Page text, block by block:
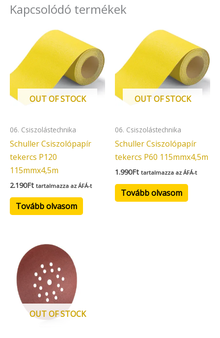
Kapcsolódó termékek
OUT OF STOCK
06. Csiszolástechnika
Schuller Csiszolópapír
tekercs P120
115mmx4,5m
2.190Ft tartalmazza az ÁFÁ-t
Tovább olvasom
OUT OF STOCK
06. Csiszolástechnika
Schuller Csiszolópapír
tekercs P60 115mmx4,5m
1.990Ft tartalmazza az ÁFÁ-t
Tovább olvasom
OUT OF STOCK